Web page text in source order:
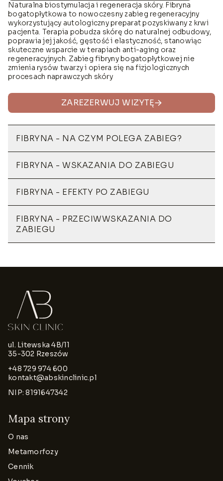
Naturalna biostymulacja i regeneracja skóry. Fibryna
bogatopłytkowa to nowoczesny zabieg regeneracyjny
wykorzystujący autologiczny preparat pozyskiwany z krwi
pacjenta. Terapia pobudza skórę do naturalnej odbudowy,
poprawia jej jakość, gęstość i elastyczność, stanowiąc
skuteczne wsparcie w terapiach anti-aging oraz
regeneracyjnych. Zabieg fibryny bogatopłytkowej nie
zmienia rysów twarzy i opiera się na fizjologicznych
procesach naprawczych skóry
ZAREZERWUJ WIZYTĘ
FIBRYNA - NA CZYM POLEGA ZABIEG?
FIBRYNA - WSKAZANIA DO ZABIEGU
FIBRYNA - EFEKTY PO ZABIEGU
FIBRYNA - PRZECIWWSKAZANIA DO
ZABIEGU
ul. Litewska 4B/11
35-302 Rzeszów
+48 729 974 600
kontakt@abskinclinic.pl
NIP: 8191647342
Mapa strony
O nas
Metamorfozy
Cennik